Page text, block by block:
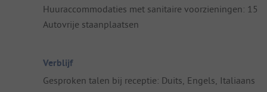
Huuraccommodaties met sanitaire voorzieningen: 15
Autovrije staanplaatsen
Verblijf
Gesproken talen bij receptie: Duits, Engels, Italiaans